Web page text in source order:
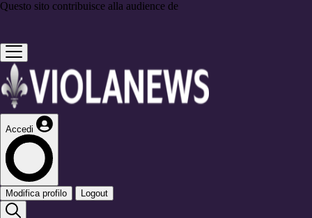
Questo sito contribuisce alla audience de
Accedi
Modifica profilo Logout